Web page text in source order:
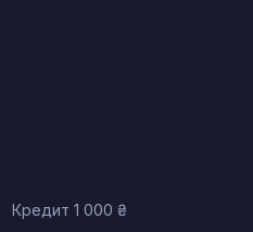
Кредит 1 000 ₴